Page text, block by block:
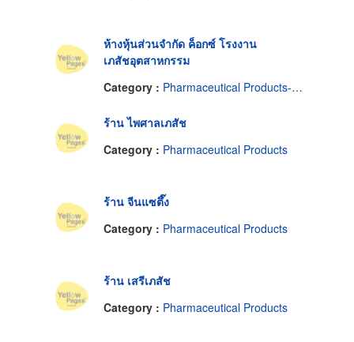
ห้างหุ้นส่วนจำกัด ค็อกซ์ โรงงาน
เภสัชอุตสาหกรรม
Category : Pharmaceutical Products-Wholesale & Manufacturers
ร้าน ไพศาลเภสัช
Category : Pharmaceutical Products
ร้าน จีนแซตึ๊ง
Category : Pharmaceutical Products
ร้าน เสรีเภสัช
Category : Pharmaceutical Products